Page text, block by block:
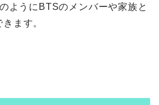
ようにBTSのメンバーや家族と
ます。